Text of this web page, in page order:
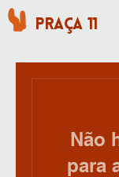
Praça 11
Não
para